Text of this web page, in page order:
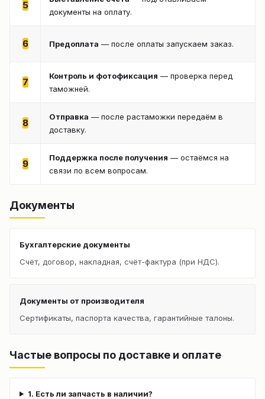
5
документы на оплату.
6 Предоплата — после оплаты запускаем заказ.
7
Контроль и фотофиксация — проверка перед
таможней.
8
Отправка — после растаможки передаём в
доставку.
9
Поддержка после получения — остаёмся на
связи по всем вопросам.
Документы
Бухгалтерские документы
Счёт, договор, накладная, счёт-фактура (при НДС).
Документы от производителя
Сертификаты, паспорта качества, гарантийные талоны.
Частые вопросы по доставке и оплате
1. Есть ли запчасть в наличии?